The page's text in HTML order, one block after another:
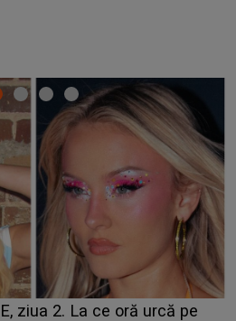
din "Casa Iubirii" l-a